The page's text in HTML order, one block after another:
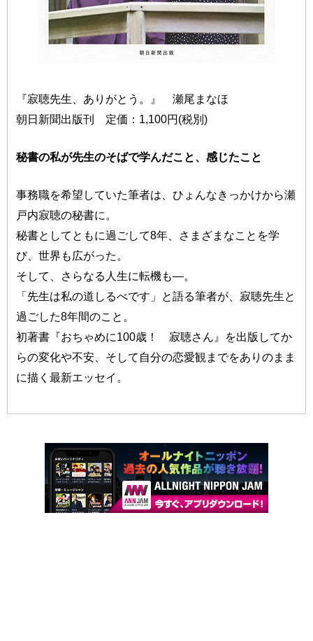
『寂聴先生、ありがとう。』 瀬尾まなほ
朝日新聞出版刊 定価：1,100円(税別)
秘書の私が先生のそばで学んだこと、感じたこと
事務職を希望していた筆者は、ひょんなきっかけから瀬
戸内寂聴の秘書に。
秘書としてともに過ごして8年、さまざまなことを学
び、世界も広がった。
そして、さらなる人生に転機も—。
「先生は私の道しるべです」と語る筆者が、寂聴先生と
過ごした8年間のこと。
初著書『おちゃめに100歳！ 寂聴さん』を出版してか
らの変化や不安、そして自分の恋愛観までをありのまま
に描く最新エッセイ。